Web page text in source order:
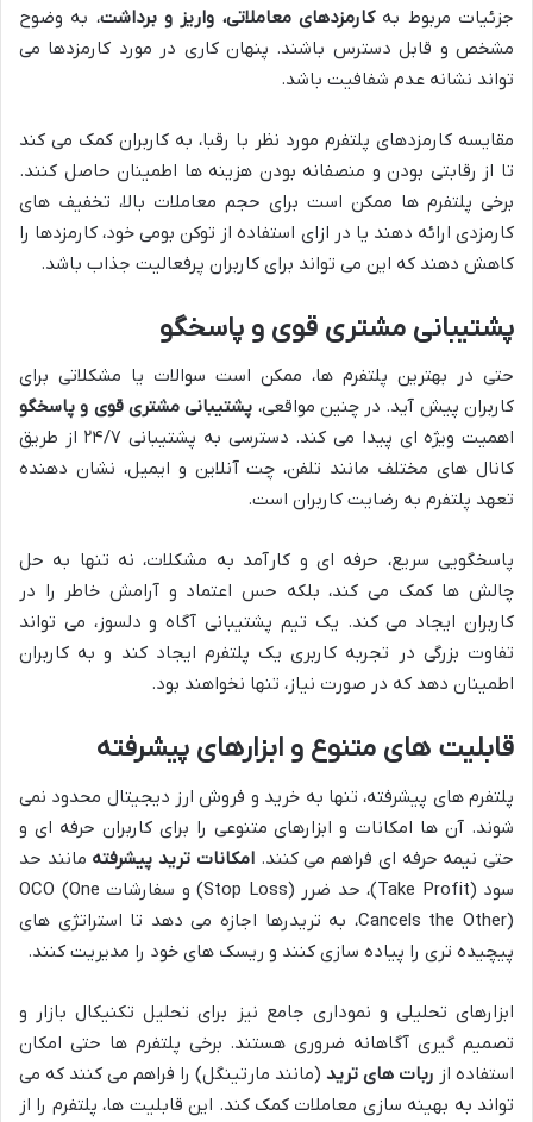
جزئیات مربوط بهکارمزدهای معاملاتی، واریز و برداشت، به وضوح
مشخص و قابل دسترس باشند. پنهان کاری در مورد کارمزدها می
تواند نشانه عدم شفافیت باشد.
مقایسه کارمزدهای پلتفرم مورد نظر با رقبا، به کاربران کمک می کند
تا از رقابتی بودن و منصفانه بودن هزینه ها اطمینان حاصل کنند.
برخی پلتفرم ها ممکن است برای حجم معاملات بالا، تخفیف های
کارمزدی ارائه دهند یا در ازای استفاده از توکن بومی خود، کارمزدها را
کاهش دهند که این می تواند برای کاربران پرفعالیت جذاب باشد.
پشتیبانی مشتری قوی و پاسخگو
حتی در بهترین پلتفرم ها، ممکن است سوالات یا مشکلاتی برای
کاربران پیش آید. در چنین مواقعی، پشتیبانی مشتری قوی و پاسخگو
اهمیت ویژه ای پیدا می کند. دسترسی به پشتیبانی ۲۴/۷ از طریق
کانال های مختلف مانند تلفن، چت آنلاین و ایمیل، نشان دهنده
تعهد پلتفرم به رضایت کاربران است.
پاسخگویی سریع، حرفه ای و کارآمد به مشکلات، نه تنها به حل
چالش ها کمک می کند، بلکه حس اعتماد و آرامش خاطر را در
کاربران ایجاد می کند. یک تیم پشتیبانی آگاه و دلسوز، می تواند
تفاوت بزرگی در تجربه کاربری یک پلتفرم ایجاد کند و به کاربران
اطمینان دهد که در صورت نیاز، تنها نخواهند بود.
قابلیت های متنوع و ابزارهای پیشرفته
پلتفرم های پیشرفته، تنها به خرید و فروش ارز دیجیتال محدود نمی
شوند. آن ها امکانات و ابزارهای متنوعی را برای کاربران حرفه ای و
حتی نیمه حرفه ای فراهم می کنند.امکانات ترید پیشرفته مانند حد
سود (Take Profit)، حد ضرر (Stop Loss) و سفارشات OCO (One
Cancels the Other)، به تریدرها اجازه می دهد تا استراتژی های
پیچیده تری را پیاده سازی کنند و ریسک های خود را مدیریت کنند.
ابزارهای تحلیلی و نموداری جامع نیز برای تحلیل تکنیکال بازار و
تصمیم گیری آگاهانه ضروری هستند. برخی پلتفرم ها حتی امکان
استفاده از ربات های ترید (مانند مارتینگل) را فراهم می کنند که می
تواند به بهینه سازی معاملات کمک کند. این قابلیت ها، پلتفرم را از